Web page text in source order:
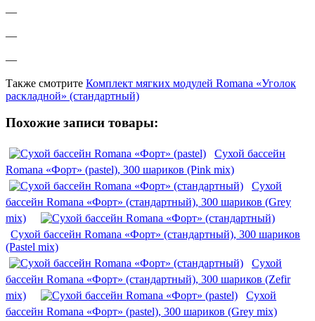
—
—
—
Также смотрите Комплект мягких модулей Romana «Уголок
раскладной» (стандартный)
Похожие записи товары:
Сухой бассейн
Romana «Форт» (pastel), 300 шариков (Pink mix)
Сухой
бассейн Romana «Форт» (стандартный), 300 шариков (Grey
mix)
Сухой бассейн Romana «Форт» (стандартный), 300 шариков
(Pastel mix)
Сухой
бассейн Romana «Форт» (стандартный), 300 шариков (Zefir
mix)
Сухой
бассейн Romana «Форт» (pastel), 300 шариков (Grey mix)